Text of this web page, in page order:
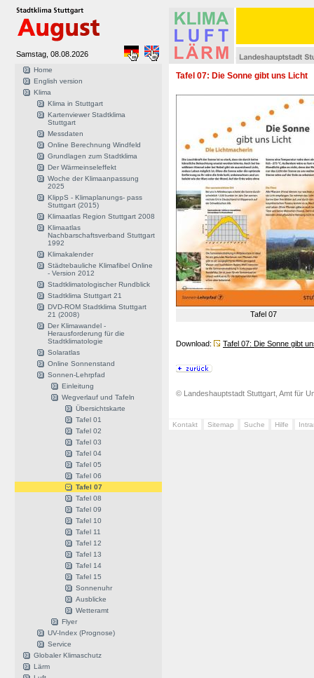
Samstag, 08.08.2026
Home
English version
Klima
Klima in Stuttgart
Kartenviewer Stadtklima
Stuttgart
Messdaten
Online Berechnung Windfeld
Grundlagen zum Stadtklima
Der Wärmeinseleffekt
Woche der Klimaanpassung
2025
KlippS - Klimaplanungs- pass
Stuttgart (2015)
Klimaatlas Region Stuttgart 2008
Klimaatlas
Nachbarschaftsverband Stuttgart
1992
Klimakalender
Städtebauliche Klimafibel Online
- Version 2012
Stadtklimatologischer Rundblick
Stadtklima Stuttgart 21
DVD-ROM Stadtklima Stuttgart
21 (2008)
Der Klimawandel -
Herausforderung für die
Stadtklimatologie
Solaratlas
Online Sonnenstand
Sonnen-Lehrpfad
Einleitung
Wegverlauf und Tafeln
Übersichtskarte
Tafel 01
Tafel 02
Tafel 03
Tafel 04
Tafel 05
Tafel 06
Tafel 07
Tafel 08
Tafel 09
Tafel 10
Tafel 11
Tafel 12
Tafel 13
Tafel 14
Tafel 15
Sonnenuhr
Ausblicke
Wetteramt
Flyer
UV-Index (Prognose)
Service
Globaler Klimaschutz
Lärm
Tafel 07: Die Sonne gibt uns Licht
Tafel 07
Download: Tafel 07: Die Sonne gibt
© Landeshauptstadt Stuttgart, Amt für
Kontakt Sitemap Suche Hilfe